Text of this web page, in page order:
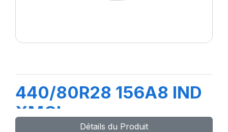
440/80R28 156A8 IND
XMCL
Détails du Produit